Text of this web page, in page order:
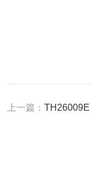
上一篇：TH26009E